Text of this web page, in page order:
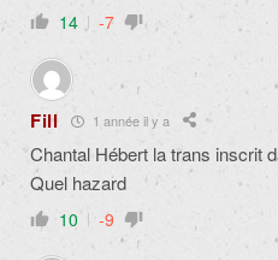
14 -7
Fill 1 année il y a
Chantal Hébert la trans inscrit
Quel hazard
10 -9